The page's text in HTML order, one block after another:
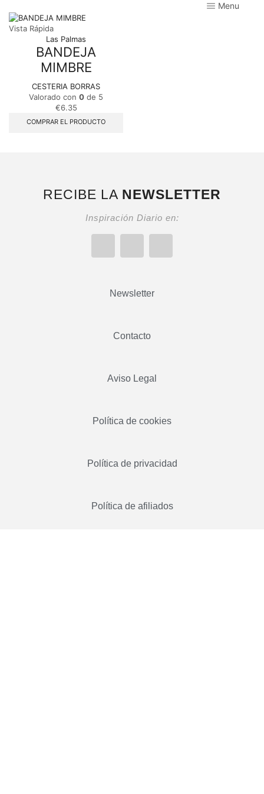
Menu
Vista Rápida
Las Palmas
BANDEJA
MIMBRE
CESTERIA BORRAS
Valorado con 0 de 5
€6.35
COMPRAR EL PRODUCTO
RECIBE LA NEWSLETTER
Inspiración Diario en:
Newsletter
Contacto
Aviso Legal
Política de cookies
Política de privacidad
Política de afiliados